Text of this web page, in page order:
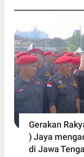
Gerakan
) Jaya
di Jawa